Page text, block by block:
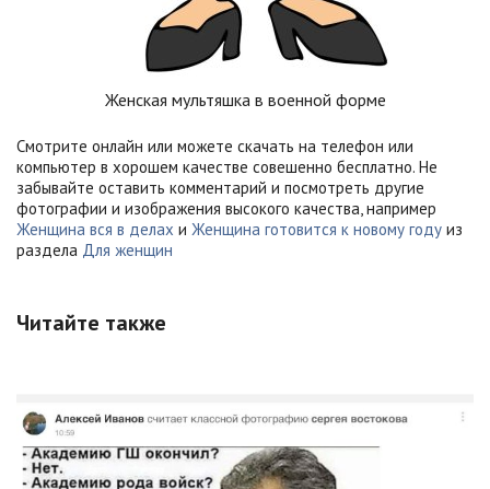
Женская мультяшка в военной форме
Смотрите онлайн или можете скачать на телефон или
компьютер в хорошем качестве совешенно бесплатно. Не
забывайте оставить комментарий и посмотреть другие
фотографии и изображения высокого качества, например
Женщина вся в делах и Женщина готовится к новому году из
раздела Для женщин
Читайте также